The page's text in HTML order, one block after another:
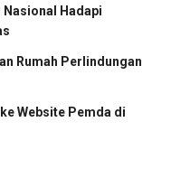
Nasional Hadapi
Rumah Perlindungan
Website Pemda di